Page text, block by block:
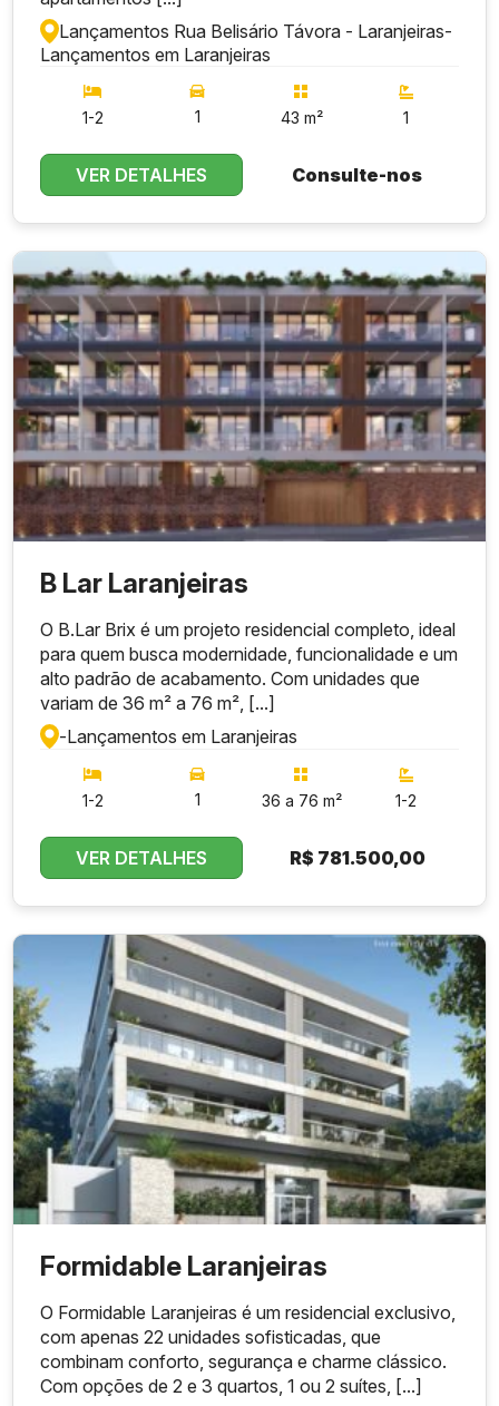
Lançamentos Rua Belisário Távora - Laranjeiras-
Lançamentos em Laranjeiras
1-2 1 43 m² 1
VER DETALHES Consulte-nos
B Lar Laranjeiras
O B.Lar Brix é um projeto residencial completo, ideal
para quem busca modernidade, funcionalidade e um
alto padrão de acabamento. Com unidades que
variam de 36 m² a 76 m², [...]
-Lançamentos em Laranjeiras
1-2 1 36 a 76 m² 1-2
VER DETALHES R$ 781.500,00
Formidable Laranjeiras
O Formidable Laranjeiras é um residencial exclusivo,
com apenas 22 unidades sofisticadas, que
combinam conforto, segurança e charme clássico.
Com opções de 2 e 3 quartos, 1 ou 2 suítes, [...]